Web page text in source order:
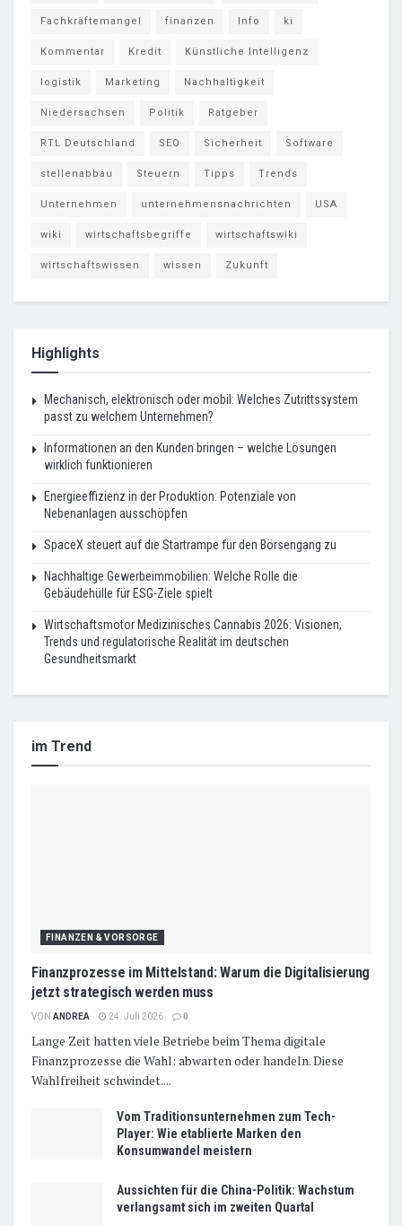
Fachkräftemangel finanzen Info ki
Kommentar Kredit Künstliche Intelligenz
logistik Marketing Nachhaltigkeit
Niedersachsen Politik Ratgeber
RTL Deutschland SEO Sicherheit Software
stellenabbau Steuern Tipps Trends
Unternehmen unternehmensnachrichten USA
wiki wirtschaftsbegriffe wirtschaftswiki
wirtschaftswissen wissen Zukunft
Highlights
Mechanisch, elektronisch oder mobil: Welches Zutrittssystem
passt zu welchem Unternehmen?
Informationen an den Kunden bringen – welche Lösungen
wirklich funktionieren
Energieeffizienz in der Produktion: Potenziale von
Nebenanlagen ausschöpfen
SpaceX steuert auf die Startrampe für den Börsengang zu
Nachhaltige Gewerbeimmobilien: Welche Rolle die
Gebäudehülle für ESG-Ziele spielt
Wirtschaftsmotor Medizinisches Cannabis 2026: Visionen,
Trends und regulatorische Realität im deutschen
Gesundheitsmarkt
im Trend
FINANZEN & VORSORGE
Finanzprozesse im Mittelstand: Warum die Digitalisierung
jetzt strategisch werden muss
VON ANDREA 24. Juli 2026 0
Lange Zeit hatten viele Betriebe beim Thema digitale
Finanzprozesse die Wahl: abwarten oder handeln. Diese
Wahlfreiheit schwindet....
Vom Traditionsunternehmen zum Tech-
Player: Wie etablierte Marken den
Konsumwandel meistern
Aussichten für die China-Politik: Wachstum
verlangsamt sich im zweiten Quartal